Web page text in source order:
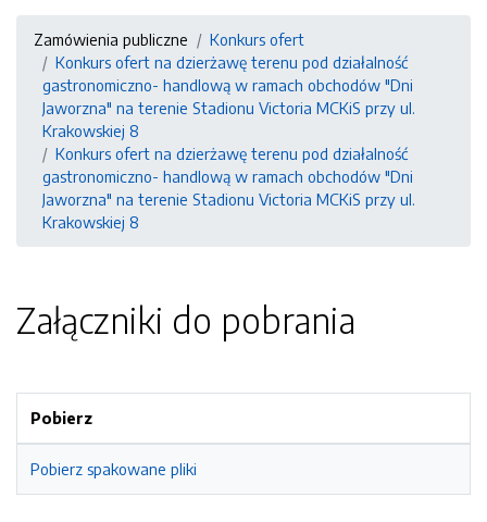
Zamówienia publiczne
Konkurs ofert
Konkurs ofert na dzierżawę terenu pod działalność
gastronomiczno- handlową w ramach obchodów "Dni
Jaworzna" na terenie Stadionu Victoria MCKiS przy ul.
Krakowskiej 8
Konkurs ofert na dzierżawę terenu pod działalność
gastronomiczno- handlową w ramach obchodów "Dni
Jaworzna" na terenie Stadionu Victoria MCKiS przy ul.
Krakowskiej 8
Załączniki do pobrania
Pobierz
Pobierz spakowane pliki